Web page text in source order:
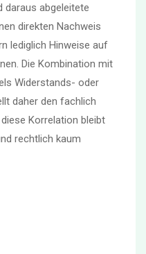
daraus abgeleitete
direkten Nachweis
lediglich Hinweise auf
Die Kombination mit
Widerstands- oder
daher den fachlich
Korrelation bleibt
rechtlich kaum